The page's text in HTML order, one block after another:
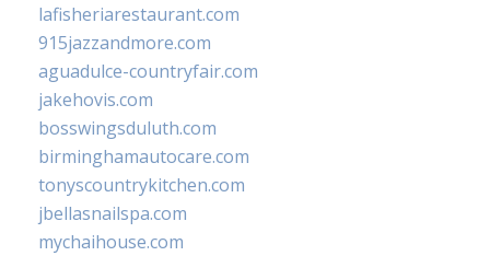
lafisheriarestaurant.com
915jazzandmore.com
aguadulce-countryfair.com
jakehovis.com
bosswingsduluth.com
birminghamautocare.com
tonyscountrykitchen.com
jbellasnailspa.com
mychaihouse.com